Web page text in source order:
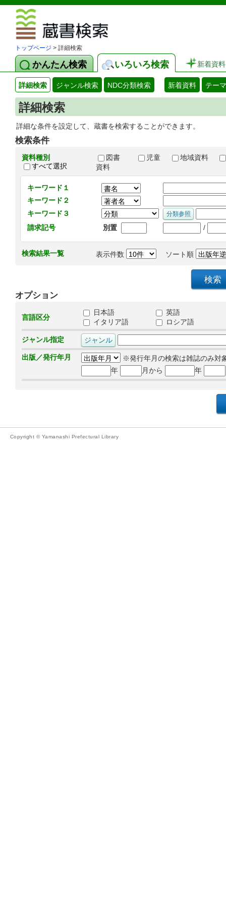
トップページ > 詳細検索
かんたん検索 いろいろ検索 新着資料
詳細検索 ジャンル検索 NDC分類検索 新着資料 テー
詳細検索
詳細な条件を設定して、蔵書を検索することができます。
検索条件
資料種別
すべて選択
図書 児童
地域資料
資料
キーワード１
キーワード２
キーワード３
請求記号
別置 /
検索結果一覧 表示件数 ソート順
オプション
言語区分
日本語
英語
イタリア語
ロシア語
ジャンル指定
出版／発行年月
※発行年月の検索は雑誌のみ対
年
月から 年
Copyright © Yamanashi Prefectural Library